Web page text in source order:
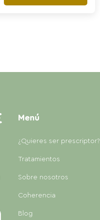
Menú
¿Quieres ser prescriptor?
Tratamientos
Sobre nosotros
Coherencia
Blog